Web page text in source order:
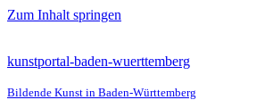
Zum Inhalt springen
kunstportal-baden-wuerttemberg
Bildende Kunst in Baden-Württemberg